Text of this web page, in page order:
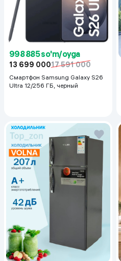
998 885 so'm/oyga
13 699 00017 591 000
Смартфон Samsung Galaxy S26
Ultra 12/256 ГБ, черный